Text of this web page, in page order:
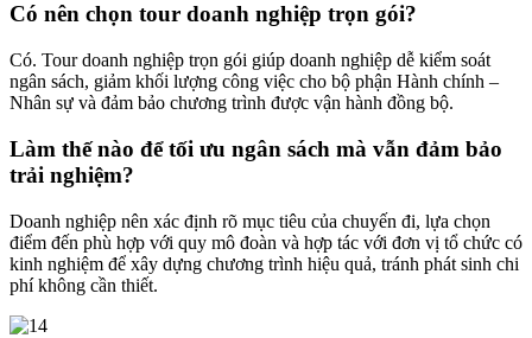
Có nên chọn tour doanh nghiệp trọn gói?
Có. Tour doanh nghiệp trọn gói giúp doanh nghiệp dễ kiểm soát
ngân sách, giảm khối lượng công việc cho bộ phận Hành chính –
Nhân sự và đảm bảo chương trình được vận hành đồng bộ.
Làm thế nào để tối ưu ngân sách mà vẫn đảm bảo
trải nghiệm?
Doanh nghiệp nên xác định rõ mục tiêu của chuyến đi, lựa chọn
điểm đến phù hợp với quy mô đoàn và hợp tác với đơn vị tổ chức có
kinh nghiệm để xây dựng chương trình hiệu quả, tránh phát sinh chi
phí không cần thiết.